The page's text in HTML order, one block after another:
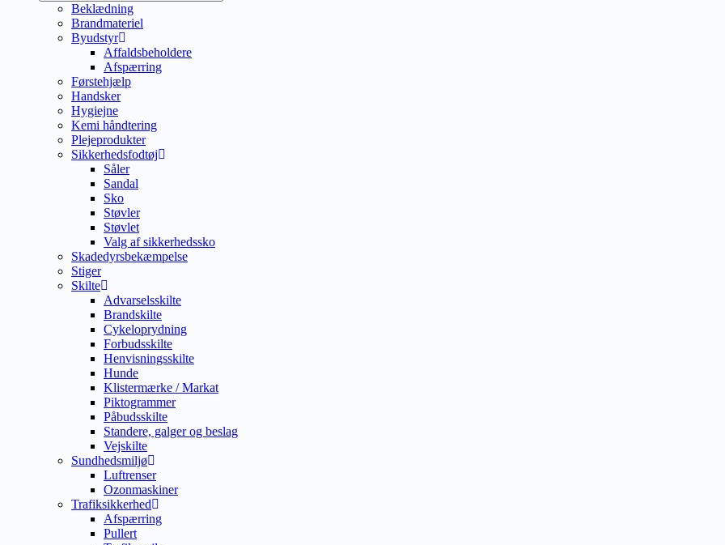
Beklædning
Brandmateriel
Byudstyr
Affaldsbeholdere
Afspærring
Førstehjælp
Handsker
Hygiejne
Kemi håndtering
Plejeprodukter
Sikkerhedsfodtøj
Såler
Sandal
Sko
Støvler
Støvlet
Valg af sikkerhedssko
Skadedyrsbekæmpelse
Stiger
Skilte
Advarselsskilte
Brandskilte
Cykeloprydning
Forbudsskilte
Henvisningsskilte
Hunde
Klistermærke / Markat
Piktogrammer
Påbudsskilte
Standere, galger og beslag
Vejskilte
Sundhedsmiljø
Luftrenser
Ozonmaskiner
Trafiksikkerhed
Afspærring
Pullert